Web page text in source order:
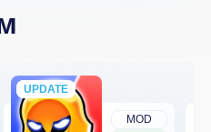
MOD
UPDATE
NEW